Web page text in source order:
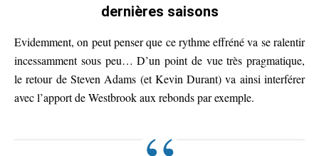
dernières saisons
Evidemment, on peut penser que ce rythme effréné va se ralentir
incessamment sous peu… D’un point de vue très pragmatique,
le retour de Steven Adams (et Kevin Durant) va ainsi interférer
avec l’apport de Westbrook aux rebonds par exemple.